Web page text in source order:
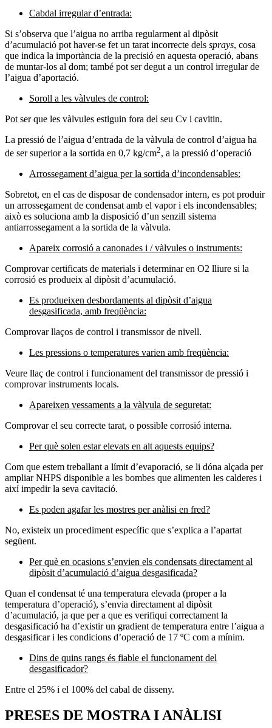
Cabdal irregular d’entrada:
Si s’observa que l’aigua no arriba regularment al dipòsit
d’acumulació pot haver-se fet un tarat incorrecte dels sprays, cosa
que indica la importància de la precisió en aquesta operació, abans
de muntar-los al dom; també pot ser degut a un control irregular de
l’aigua d’aportació.
Soroll a les vàlvules de control:
Pot ser que les vàlvules estiguin fora del seu Cv i cavitin.
La pressió de l’aigua d’entrada de la vàlvula de control d’aigua ha
de ser superior a la sortida en 0,7 kg/cm2, a la pressió d’operació
Arrossegament d’aigua per la sortida d’incondensables:
Sobretot, en el cas de disposar de condensador intern, es pot produir
un arrossegament de condensat amb el vapor i els incondensables;
això es soluciona amb la disposició d’un senzill sistema
antiarrossegament a la sortida de la vàlvula.
Apareix corrosió a canonades i / vàlvules o instruments:
Comprovar certificats de materials i determinar en O2 lliure si la
corrosió es produeix al dipòsit d’acumulació.
Es produeixen desbordaments al dipòsit d’aigua
desgasificada, amb freqüència:
Comprovar llaços de control i transmissor de nivell.
Les pressions o temperatures varien amb freqüència:
Veure llaç de control i funcionament del transmissor de pressió i
comprovar instruments locals.
Apareixen vessaments a la vàlvula de seguretat:
Comprovar el seu correcte tarat, o possible corrosió interna.
Per què solen estar elevats en alt aquests equips?
Com que estem treballant a límit d’evaporació, se li dóna alçada per
ampliar NHPS disponible a les bombes que alimenten les calderes i
així impedir la seva cavitació.
Es poden agafar les mostres per anàlisi en fred?
No, existeix un procediment específic que s’explica a l’apartat
següent.
Per què en ocasions s’envien els condensats directament al
dipòsit d’acumulació d’aigua desgasificada?
Quan el condensat té una temperatura elevada (proper a la
temperatura d’operació), s’envia directament al dipòsit
d’acumulació, ja que per a que es verifiqui correctament la
desgasificació ha d’existir un gradient de temperatura entre l’aigua a
desgasificar i les condicions d’operació de 17 ºC com a mínim.
Dins de quins rangs és fiable el funcionament del
desgasificador?
Entre el 25% i el 100% del cabal de disseny.
PRESES DE MOSTRA I ANÀLISI